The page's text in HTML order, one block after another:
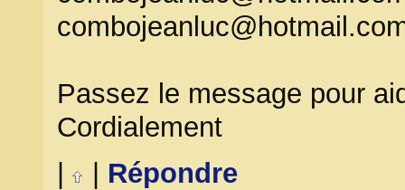
Passez le message pour
Cordialement
Répondre